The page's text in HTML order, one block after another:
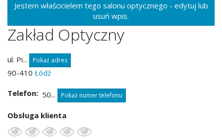
Jestem właścicielem tego salonu optycznego - edytuj lub
usuń wpis.
Zakład Optyczny
ul. Pi... Pokaż adres
90-410 Łódź
Telefon 50... Pokaż numer telefonu
Obsługa klienta